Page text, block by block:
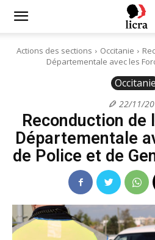
Licra
Antiraciste
1927
Actions des sections Occitanie
Départementale avec les
Occitanie
22/11/
Reconduction de
Départementale
de Police et de